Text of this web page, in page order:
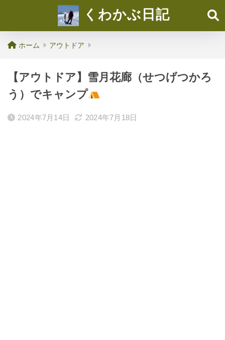
くわかぶ日記
ホーム アウトドア
【アウトドア】雪月花廊（せつげつかろ
う）でキャンプ
2024年7月14日 2024年7月18日